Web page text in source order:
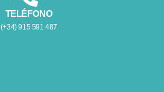
TELÉFONO
(+34) 915 591 487